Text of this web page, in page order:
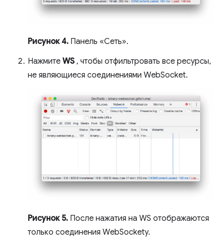
Рисунок 4. Панель «Сеть».
Нажмите WS, чтобы отфильтровать все ресурсы,
не являющиеся соединениями WebSocket.
Рисунок 5. После нажатия на WS отображаются
только соединения WebSockety.